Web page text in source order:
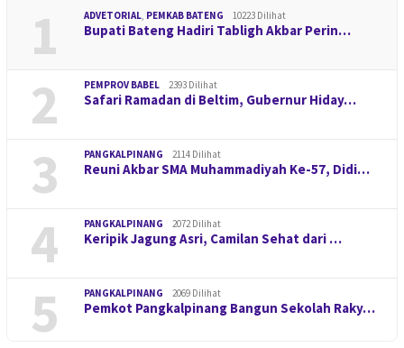
1 ADVETORIAL, PEMKAB BATENG 10223 Dilihat
Bupati Bateng Hadiri Tabligh Akbar Perin…
2 PEMPROV BABEL 2393 Dilihat
Safari Ramadan di Beltim, Gubernur Hiday…
3 PANGKALPINANG 2114 Dilihat
Reuni Akbar SMA Muhammadiyah Ke-57, Didi…
4 PANGKALPINANG 2072 Dilihat
Keripik Jagung Asri, Camilan Sehat dari …
5 PANGKALPINANG 2069 Dilihat
Pemkot Pangkalpinang Bangun Sekolah Raky…